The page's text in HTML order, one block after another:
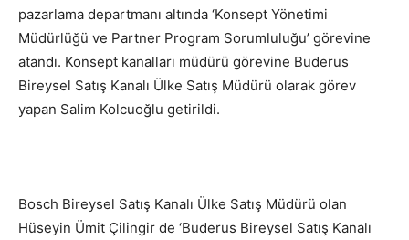
pazarlama departmanı altında ‘Konsept Yönetimi
Müdürlüğü ve Partner Program Sorumluluğu’ görevine
atandı. Konsept kanalları müdürü görevine Buderus
Bireysel Satış Kanalı Ülke Satış Müdürü olarak görev
yapan Salim Kolcuoğlu getirildi.
Bosch Bireysel Satış Kanalı Ülke Satış Müdürü olan
Hüseyin Ümit Çilingir de ‘Buderus Bireysel Satış Kanalı